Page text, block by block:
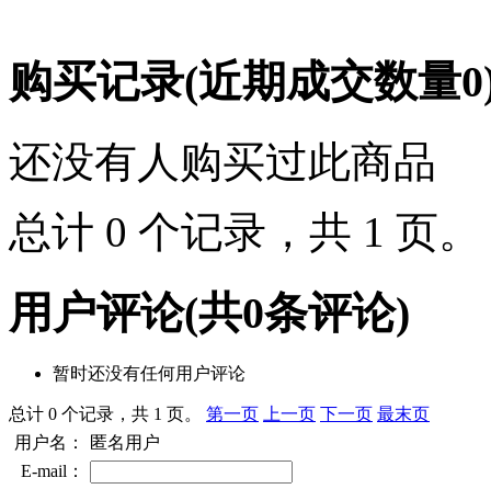
购买记录(近期成交数量0
还没有人购买过此商品
总计 0 个记录，共 1 页。
用户评论(共0条评论)
暂时还没有任何用户评论
总计 0 个记录，共 1 页。 第一页 上一页 下一页 最末页
用户名：
匿名用户
E-mail：